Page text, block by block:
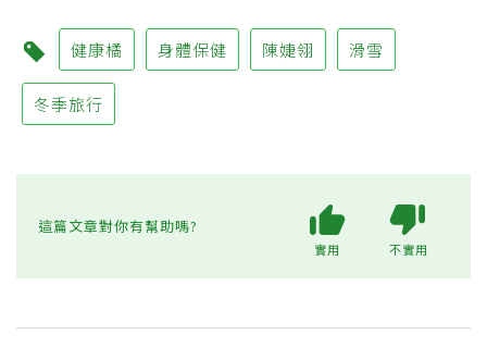
健康橘 身體保健 陳婕翎 滑雪
冬季旅行
這篇文章對你有幫助嗎?
實用 不實用